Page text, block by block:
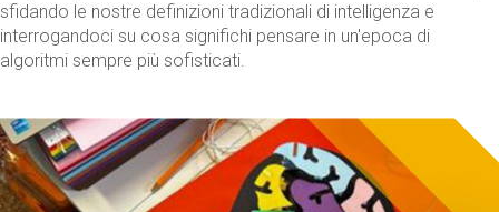
sfidando le nostre definizioni tradizionali di intelligenza e
interrogandoci su cosa significhi pensare in un'epoca di
algoritmi sempre più sofisticati.